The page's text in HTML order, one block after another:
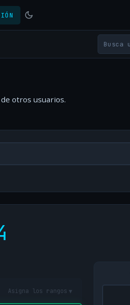
otros usuarios.
Asigna los rangos ▾